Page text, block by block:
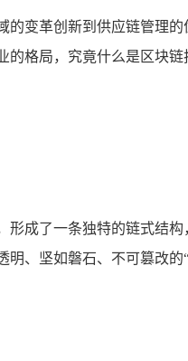
的变革创新到供应链管理
的格局，究竟什么是区块
形成了一条独特的链式结
、坚如磐石、不可篡改的